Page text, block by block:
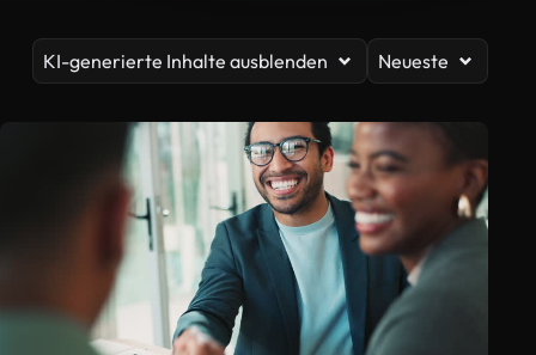
KI-generierte Inhalte ausblenden Neueste